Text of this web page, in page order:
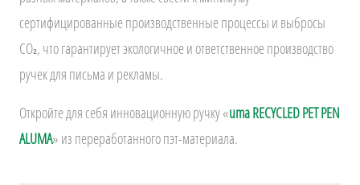
сертифицированные производственные процессы и выбросы
CO₂, что гарантирует экологичное и ответственное производство
ручек для письма и рекламы.
Откройте для себя инновационную ручку «uma RECYCLED PET PEN
ALUMA» из переработанного пэт-материала.